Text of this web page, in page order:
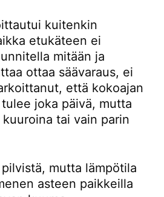
kuitenkin
etukäteen ei
mitään ja
ottaa säävaraus, ei
että kokoajan
joka päivä, mutta
tai vain parin
mutta lämpötila
asteen paikkeilla